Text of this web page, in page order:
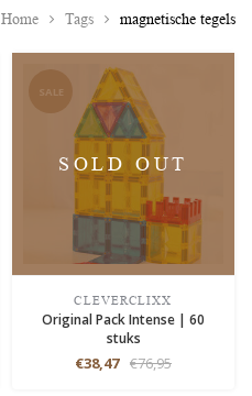
Home Tags magnetische tegels
SALE
SOLD OUT
CLEVERCLIXX
Original Pack Intense | 60
stuks
€38,47 €76,95